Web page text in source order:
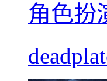
角色扮